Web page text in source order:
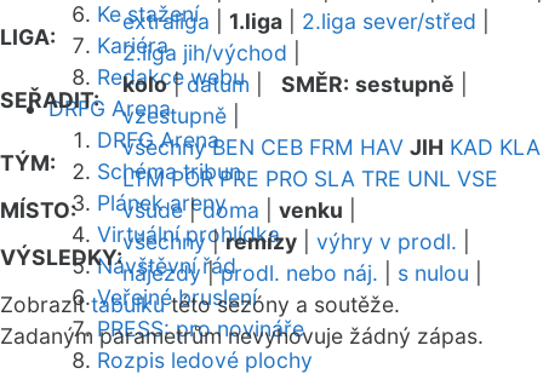
Ke stažení
Kariéra
Redakce webu
DRFG Arena
DRFG Arena
Schéma tribun
Plánek areny
Virtuální prohlídka
Návštěvní řád
Veřejné bruslení
PRESS: pro novináře
Rozpis ledové plochy
LIGA:
extraliga 1.liga 2.liga sever/střed
2.liga jih/východ
SEŘADIT:
kolo|datum SMĚR: sestupně
vzestupně
TÝM:
všechny BEN CEB FRM HAV JIH KAD KLA
LTM POR PRE PRO SLA TRE UNL VSE
MÍSTO:
všude|doma venku
VÝSLEDKY:
všechny|remízy výhry v prodl.
nájezdy|prodl. nebo náj. s nulou
Zobrazittabulkutéto sezóny a soutěže.
Zadaným parametrům nevyhovuje žádný zápas.